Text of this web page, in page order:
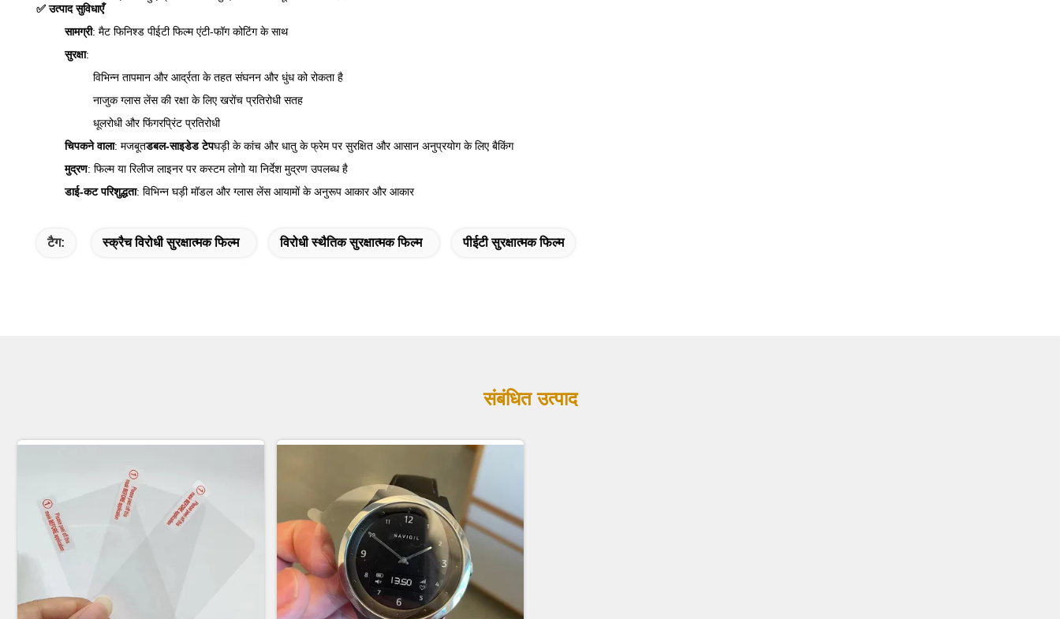
✅ उत्पाद सुविधाएँ
सामग्री: मैट फिनिश्ड पीईटी फिल्म एंटी-फॉग कोटिंग के साथ
सुरक्षा:
विभिन्न तापमान और आर्द्रता के तहत संघनन और धुंध को रोकता है
नाजुक ग्लास लेंस की रक्षा के लिए खरोंच प्रतिरोधी सतह
धूलरोधी और फिंगरप्रिंट प्रतिरोधी
चिपकने वाला: मजबूतडबल-साइडेड टेपघड़ी के कांच और धातु के फ्रेम पर सुरक्षित और आसान अनुप्रयोग के लिए बैकिंग
मुद्रण: फिल्म या रिलीज लाइनर पर कस्टम लोगो या निर्देश मुद्रण उपलब्ध है
डाई-कट परिशुद्धता: विभिन्न घड़ी मॉडल और ग्लास लेंस आयामों के अनुरूप आकार और आकार
टैग: स्क्रैच विरोधी सुरक्षात्मक फिल्म विरोधी स्थैतिक सुरक्षात्मक फिल्म पीईटी सुरक्षात्मक फिल्म
संबंधित उत्पाद